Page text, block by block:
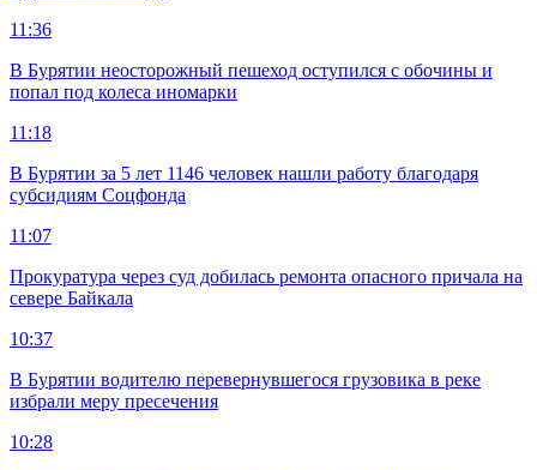
11:36
В Бурятии неосторожный пешеход оступился с обочины и
попал под колеса иномарки
11:18
В Бурятии за 5 лет 1146 человек нашли работу благодаря
субсидиям Соцфонда
11:07
Прокуратура через суд добилась ремонта опасного причала на
севере Байкала
10:37
В Бурятии водителю перевернувшегося грузовика в реке
избрали меру пресечения
10:28